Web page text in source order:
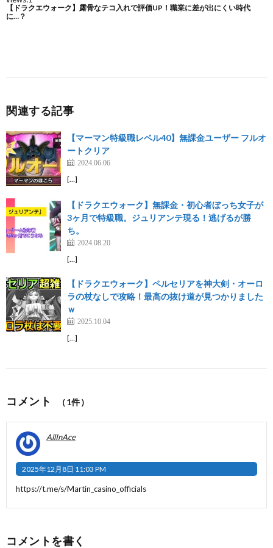
関連する記事
【マーマン特級職レベル40】無課金ユーザー フルオ
ートクリア
2024.06.06
[…]
【ドラクエウォーク】無課金・初心者ぼっち女子が
3ヶ月で特級職。ジュリアンテ現る！逃げるが勝
ち。
2024.08.20
[…]
【ドラクエウォーク】ペルセリアを神大剣・オーロ
ラの杖なしで攻略！最高の抜け道が見つかりました
ｗ
2025.10.04
[…]
コメント （1件）
AllInAce
2025年12月8日 11:03 PM
https://t.me/s/Martin_casino_officials
コメントを書く